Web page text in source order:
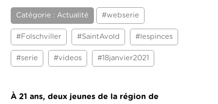
Catégorie : Actualité #webserie
#Folschviller #SaintAvold #lespinces
#serie #videos #18janvier2021
À 21 ans, deux jeunes de la région de